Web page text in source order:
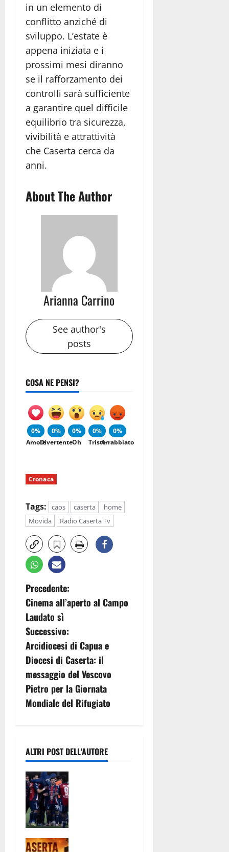
in un elemento di
conflitto anziché di
sviluppo. L’estate è
appena iniziata e i
prossimi mesi diranno
se il rafforzamento dei
controlli sarà sufficiente
a garantire quel difficile
equilibrio tra sicurezza,
vivibilità e attrattività
che Caserta cerca da
anni.
About The Author
Arianna Carrino
See author's
posts
COSA NE PENSI?
0%
Amore
0%
Divertente
0%
Oh
0%
Triste
0%
Arrabbiato
Cronaca
Tags: caos caserta
home
Movida
Radio Caserta Tv
N
a
v
i
g
a
o
n
e
a
Precedente:
Cinema all’aperto al Campo
Laudato sì
Successivo:
Arcidiocesi di Capua e
Diocesi di Caserta: il
messaggio del Vescovo
Pietro per la Giornata
Mondiale del Rifugiato
ALTRI POST DELL'AUTORE